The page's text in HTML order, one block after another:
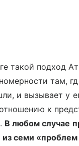
такой подход
там,
и вызывает у
к
В любом случае
семи